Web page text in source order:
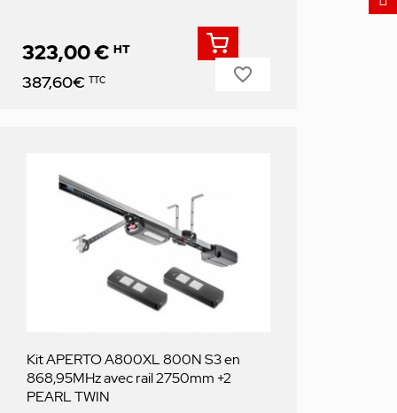
Prix
323,00 € HT
387,60€ TTC favorite_border
Kit APERTO A800XL 800N S3 en
868,95MHz avec rail 2750mm +2
PEARL TWIN